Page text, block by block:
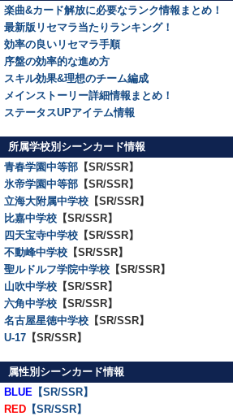
楽曲&カード解放に必要なランク情報まとめ！
最新版リセマラ当たりランキング！
効率の良いリセマラ手順
序盤の効率的な進め方
スキル効果&理想のチーム編成
メインストーリー詳細情報まとめ！
ステータスUPアイテム情報
所属学校別シーンカード情報
青春学園中等部 【SR/SSR】
氷帝学園中等部 【SR/SSR】
立海大附属中学校 【SR/SSR】
比嘉中学校 【SR/SSR】
四天宝寺中学校 【SR/SSR】
不動峰中学校 【SR/SSR】
聖ルドルフ学院中学校 【SR/SSR】
山吹中学校 【SR/SSR】
六角中学校 【SR/SSR】
名古屋星徳中学校 【SR/SSR】
U-17 【SR/SSR】
属性別シーンカード情報
BLUE 【SR/SSR】
RED 【SR/SSR】